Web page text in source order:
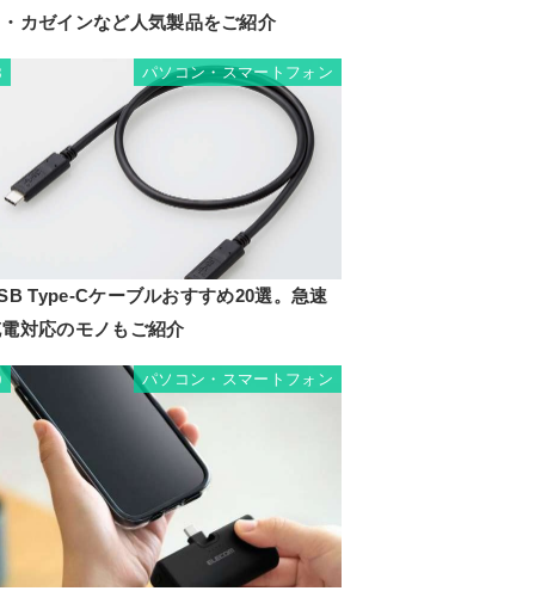
カゼインなど人気製品をご紹介
パソコン・スマートフォン
Type-Cケーブルおすすめ20選。急速
対応のモノもご紹介
パソコン・スマートフォン